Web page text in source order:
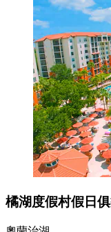
橘湖度假村假日